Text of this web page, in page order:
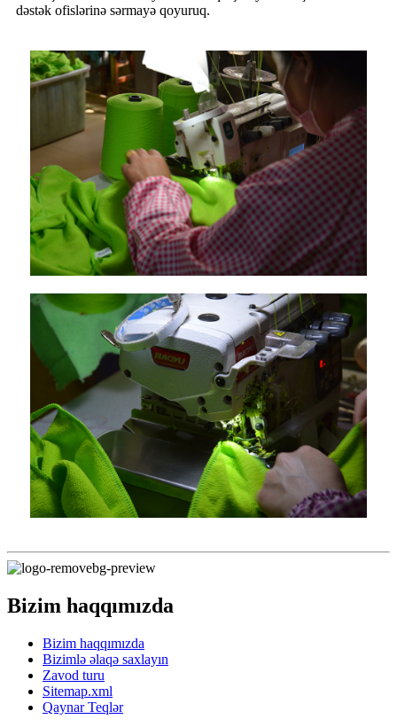
dəstək ofislərinə sərmayə qoyuruq.
Bizim haqqımızda
Bizim haqqımızda
Bizimlə əlaqə saxlayın
Zavod turu
Sitemap.xml
Qaynar Teqlər